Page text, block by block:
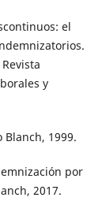
el
y
Blanch, 1999.
por
2017.